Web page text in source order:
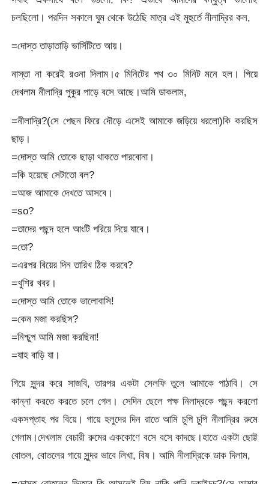
চলছিলো। পরদিন সকালে ঘুম থেকে উঠেছি মাত্র এই মুহুর্তে নীলাদ্রির কল,
=দোস্ত তাড়াতাড়ি ভার্সিটিতে আয়।
নাস্তা না করেই রওনা দিলাম।৫ মিনিটের পথ ৩০ মিনিট মনে হল। গিয়ে
দেখলাম নীলাদ্রি পুকুর পাড়ে বসে আছে।আমি ডাকলাম,
=নীলাদ্রি?(সে পেছন ফিরে দৌড়ে এসেই আমাকে জড়িয়ে ধরলো)কি করছিস
ছাড়।
=দোস্ত আমি তোকে ছাড়া থাকতে পারবোনা।
=কি হয়েছে সেটাতো বল?
=আজ আমাকে দেখতে আসবে।
=so?
=তাদের পছন্দ হলে আংটি পরিয়ে দিয়ে যাবে।
=তো?
=এরপর বিয়ের দিন তারিখ ঠিক করবে?
=খুশির খবর।
=দোস্ত আমি তোকে ভালোবাসি!
=কেন মজা করছিস?
=নিশ্চুপ আমি মজা করছিনা!
=যাহ বাড়ি যা।
গিয়ে সুন্দর করে সাজবি, তারপর একটা সেলফি তুলে আমাকে পাঠাবি। সে
কান্না করতে করতে চলে গেল। সেদিন ছেলে পক্ষ নিলাদ্রকে পছন্দ করলো
একসপ্তাহ পর বিয়ে। গায়ে হলুদের দিন রাতে আমি চুপি চুপি নীলাদ্রির রুমে
গেলাম।দেখলাম বেচারী রুমের এককোণে বসে বসে কাদছে।হাতে একটা ছোট্ট
বোতল, বোতলের গায়ে সুন্দর ভাবে লিখা, বিষ। আমি নীলাদ্রিকে ডাক দিলাম,